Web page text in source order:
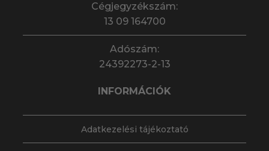
Cégjegyzékszám:
13 09 164700
Adószám:
24392273-2-13
INFORMÁCIÓK
Adatkezelési tájékoztató